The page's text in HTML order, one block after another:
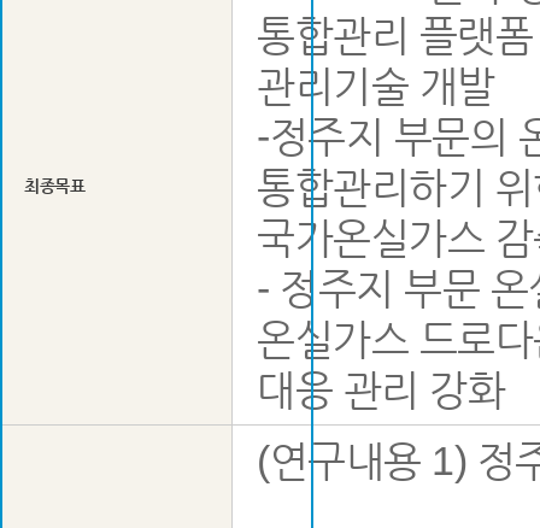
최종목표
통합관리 플랫
관리기술 개발
-정주지 부문의
통합관리하기
국가온실가스
- 정주지 부문
온실가스 드로
대응 관리 강화
(연구내용 1) 정